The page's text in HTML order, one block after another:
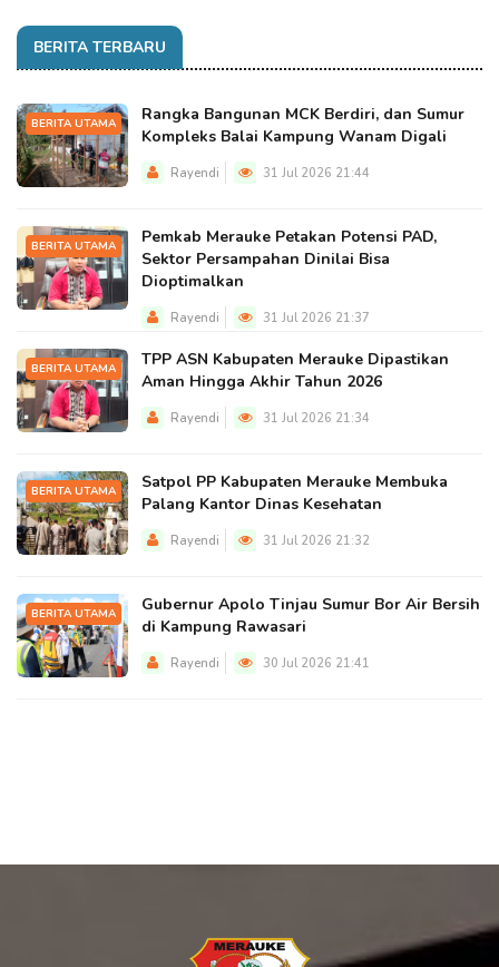
BERITA TERBARU
BERITA UTAMA
Rangka Bangunan MCK Berdiri, dan Sumur
Kompleks Balai Kampung Wanam Digali
Rayendi 31 Jul 2026 21:44
BERITA UTAMA
Pemkab Merauke Petakan Potensi PAD,
Sektor Persampahan Dinilai Bisa
Dioptimalkan
Rayendi 31 Jul 2026 21:37
BERITA UTAMA
TPP ASN Kabupaten Merauke Dipastikan
Aman Hingga Akhir Tahun 2026
Rayendi 31 Jul 2026 21:34
BERITA UTAMA
Satpol PP Kabupaten Merauke Membuka
Palang Kantor Dinas Kesehatan
Rayendi 31 Jul 2026 21:32
BERITA UTAMA
Gubernur Apolo Tinjau Sumur Bor Air Bersih
di Kampung Rawasari
Rayendi 30 Jul 2026 21:41